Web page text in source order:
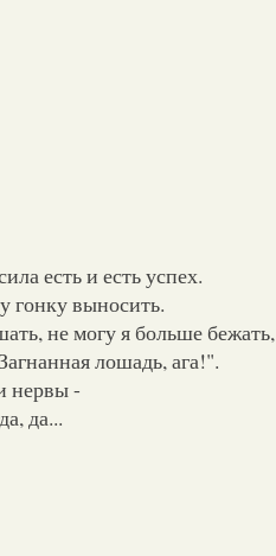
есть и есть успех.
гонку выносить.
не могу я больше бежать,
лошадь, ага!".
нервы -
да...